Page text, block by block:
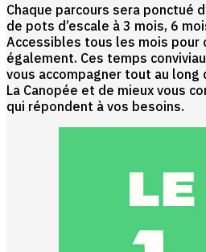
Chaque parcours sera ponctué
de pots d’escale à 3 mois, 6
Accessibles tous les mois pour
également. Ces temps
vous accompagner tout au long
La Canopée et de mieux vous
qui répondent à vos besoins.